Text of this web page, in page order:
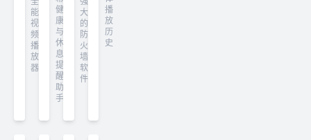
能
视
频
播
放
器
健
康
与
休
息
提
醒
助
手
大
的
防
火
墙
软
件
播
放
历
史